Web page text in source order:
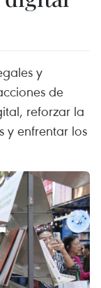
y
de
reforzar la
y enfrentar los